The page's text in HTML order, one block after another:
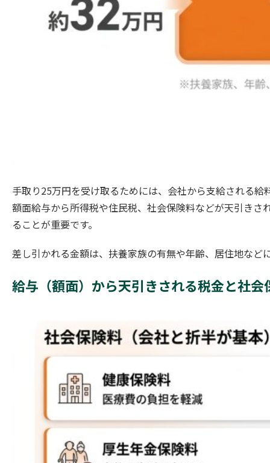
手取り25万円を受け取るためには、会社から支給される給
額面給与から所得税や住民税、社会保険料などが天引き
ることが重要です。
差し引かれる金額は、扶養家族の有無や年齢、居住地な
給与（額面）から天引きされる税金と社会